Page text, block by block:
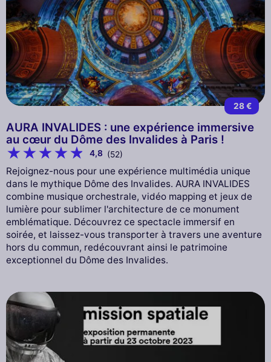
28 €
AURA INVALIDES : une expérience immersive
au cœur du Dôme des Invalides à Paris !
4,8 (52)
Rejoignez-nous pour une expérience multimédia unique
dans le mythique Dôme des Invalides. AURA INVALIDES
combine musique orchestrale, vidéo mapping et jeux de
lumière pour sublimer l'architecture de ce monument
emblématique. Découvrez ce spectacle immersif en
soirée, et laissez-vous transporter à travers une aventure
hors du commun, redécouvrant ainsi le patrimoine
exceptionnel du Dôme des Invalides.